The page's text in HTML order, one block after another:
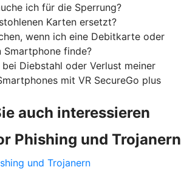
ich für die Sperrung?
Karten ersetzt?
wenn ich eine Debitkarte oder
finde?
bei Diebstahl oder Verlust meiner
mit VR SecureGo plus
auch interessieren
Phishing und Trojanern
und Trojanern